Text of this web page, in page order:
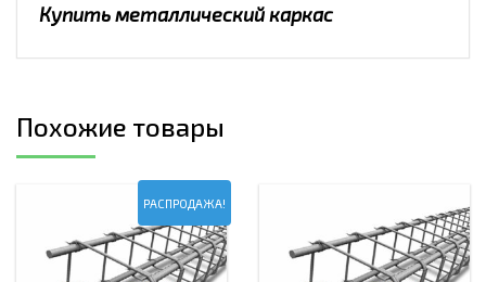
Купить металлический каркас
Похожие товары
РАСПРОДАЖА!